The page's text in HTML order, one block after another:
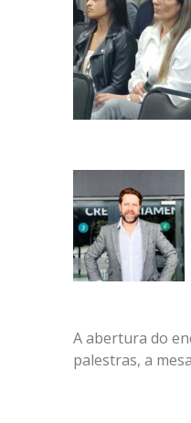
A abertura do
palestras, a